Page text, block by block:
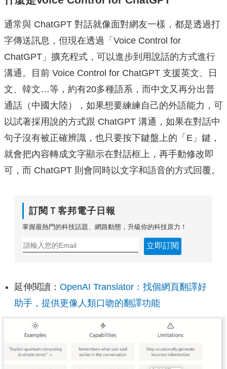
通常與 ChatGPT 對話就像面對網友一樣，都是透過打
字傳送訊息，但現在透過「Voice Control for
ChatGPT」擴充程式，可以進步到用說話的方式進行
溝通。目前 Voice Control for ChatGPT 支援英文、日
文、韓文…等，約有20多種語系，而中文又再分出普
通話（中國大陸），如果想要練練自己的外語能力，可
以試著採用說的方式跟 ChatGPT 溝通，如果在對話中
句子沒有被正確辨識，也只要按下鍵盤上的「E」鍵，
就會把內容轉成文字顯示在對話框上，再手動修改即
可，而 ChatGPT 則會同時以文字和語音的方式回覆。
訂閱Ｔ客邦電子日報
掌握最熱門的科技話題、網路動態，升級你的科技原力！
立即訂閱
延伸閱讀： OpenAI Translator：找個網頁翻譯好
助手，提供更像人類口吻的翻譯功能